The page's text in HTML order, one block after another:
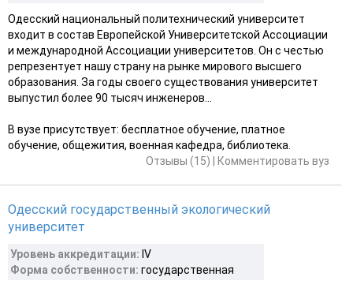
Одесский национальный политехнический университет
входит в состав Европейской Университетской Ассоциации
и международной Ассоциации университетов. Он с честью
репрезентует нашу страну на рынке мирового высшего
образования. За годы своего существования университет
выпустил более 90 тысяч инженеров...
В вузе присутствует: бесплатное обучение, платное
обучение, общежития, военная кафедра, библиотека.
Отзывы (15)
Комментировать вуз
Одесский государственный экологический
университет
Уровень аккредитации: IV
Форма собственности: государственная